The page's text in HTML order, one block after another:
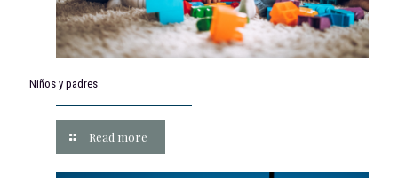
Niños y padres
Read more